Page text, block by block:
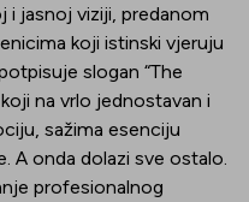
i jasnoj viziji, predanom
koji istinski vjeruju
slogan “The
na vrlo jednostavan i
sažima esenciju
A onda dolazi sve ostalo.
profesionalnog